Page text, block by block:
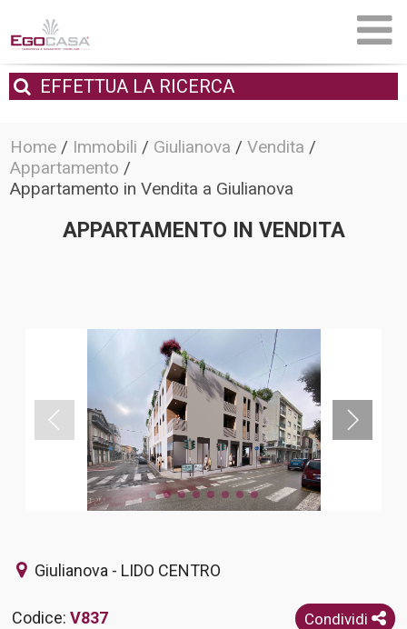
EFFETTUA LA RICERCA
Home / Immobili / Giulianova /Vendita /
Appartamento /
Appartamento in Vendita a Giulianova
APPARTAMENTO IN VENDITA
Giulianova - LIDO CENTRO
Condividi
Codice:V837